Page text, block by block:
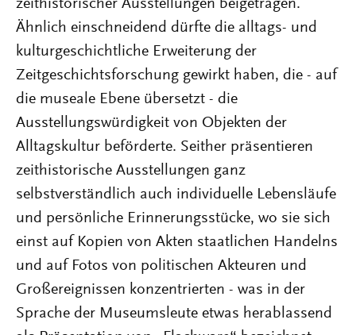
zeithistorischer Ausstellungen beigetragen.
Ähnlich einschneidend dürfte die alltags- und
kulturgeschichtliche Erweiterung der
Zeitgeschichtsforschung gewirkt haben, die - auf
die museale Ebene übersetzt - die
Ausstellungswürdigkeit von Objekten der
Alltagskultur beförderte. Seither präsentieren
zeithistorische Ausstellungen ganz
selbstverständlich auch individuelle Lebensläufe
und persönliche Erinnerungsstücke, wo sie sich
einst auf Kopien von Akten staatlichen Handelns
und auf Fotos von politischen Akteuren und
Großereignissen konzentrierten - was in der
Sprache der Museumsleute etwas herablassend